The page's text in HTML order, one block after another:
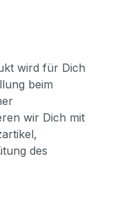
wird für Dich
beim
wir Dich mit
des